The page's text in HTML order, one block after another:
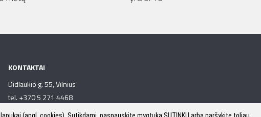
KONTAKTAI
Didlaukio g. 55, Vilnius
tel. +370 5 271 4468
el. p.info@mokymulab.eu